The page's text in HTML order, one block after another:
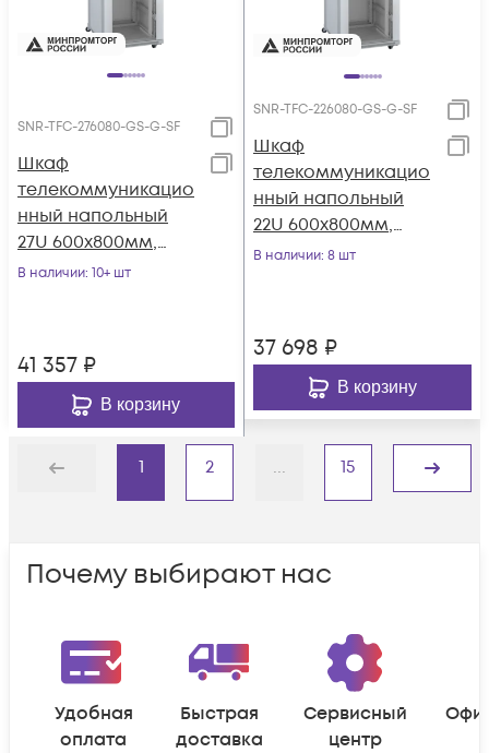
SNR-TFC-276080-GS-G-SF
Шкаф
телекоммуникацио
нный напольный
27U 600x800мм,
серия TFC (SNR-TFC-
В наличии: 10+ шт
41 357 ₽
В корзину
SNR-TFC-226080-GS-G-SF
Шкаф
телекоммуникацио
нный напольный
22U 600x800мм,
серия TFC (SNR-TFC-
В наличии: 8 шт
37 698 ₽
В корзину
Назад
1 2 ... 15
Дальше
Почему выбирают нас
Удобная
оплата
Быстрая
доставка
Сервисный
центр